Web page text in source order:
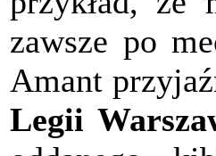
zawsze po
Amant
Legii